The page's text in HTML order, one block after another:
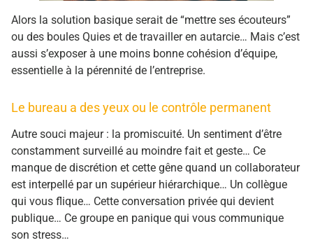
Alors la solution basique serait de “mettre ses écouteurs”
ou des boules Quies et de travailler en autarcie… Mais c’est
aussi s’exposer à une moins bonne cohésion d’équipe,
essentielle à la pérennité de l’entreprise.
Le bureau a des yeux ou le contrôle permanent
Autre souci majeur : la promiscuité. Un sentiment d’être
constamment surveillé au moindre fait et geste… Ce
manque de discrétion et cette gêne quand un collaborateur
est interpellé par un supérieur hiérarchique… Un collègue
qui vous flique… Cette conversation privée qui devient
publique… Ce groupe en panique qui vous communique
son stress…